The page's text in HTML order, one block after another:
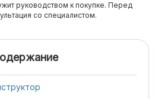
руководством к покупке. Перед
со специалистом.